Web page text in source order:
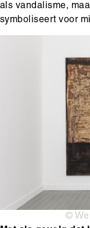
als vandalisme,
symboliseert voor
©